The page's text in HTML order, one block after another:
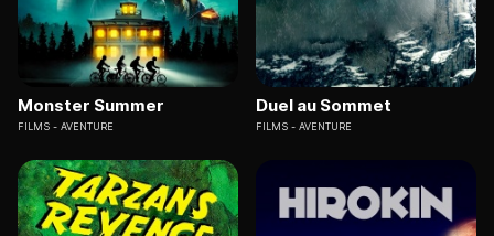
Monster Summer
FILMS AVENTURE
Duel au Sommet
FILMS AVENTURE